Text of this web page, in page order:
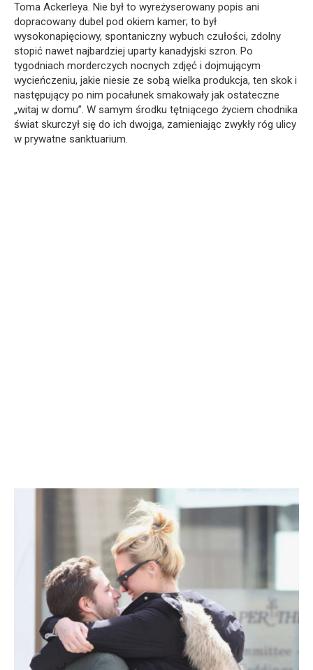
Toma Ackerleya. Nie był to wyreżyserowany popis ani
dopracowany dubel pod okiem kamer; to był
wysokonapięciowy, spontaniczny wybuch czułości, zdolny
stopić nawet najbardziej uparty kanadyjski szron. Po
tygodniach morderczych nocnych zdjęć i dojmującym
wycieńczeniu, jakie niesie ze sobą wielka produkcja, ten skok i
następujący po nim pocałunek smakowały jak ostateczne
„witaj w domu”. W samym środku tętniącego życiem chodnika
świat skurczył się do ich dwojga, zamieniając zwykły róg ulicy
w prywatne sanktuarium.